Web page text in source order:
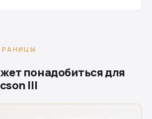
понадобиться для
III